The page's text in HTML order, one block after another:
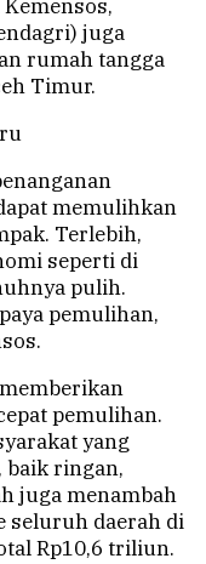
juga
rumah tangga
Timur.
memulihkan
Terlebih,
seperti di
pulih.
pemulihan,
pemulihan.
yang
baik ringan,
juga menambah
seluruh daerah di
Rp10,6 triliun.